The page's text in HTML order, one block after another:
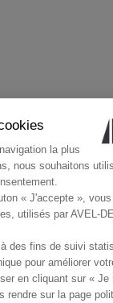
la plus
nous souhaitons
« J'accepte »,
utilisés par AVEL-
des fins de suivi
pour améliorer
en cliquant sur « Je
rendre sur la page